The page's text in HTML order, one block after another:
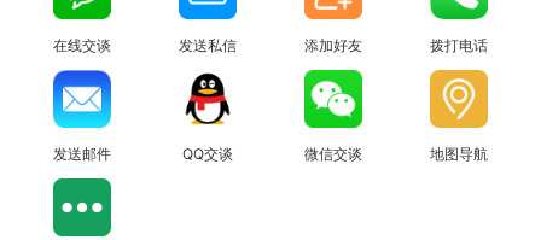
在线交谈 发送私信 添加好友 拨打电话
发送邮件 QQ交谈 微信交谈 地图导航